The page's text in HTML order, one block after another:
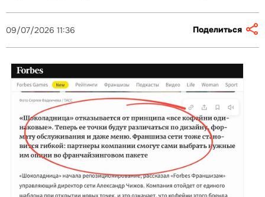
09/07/2026 11:36 Поделиться